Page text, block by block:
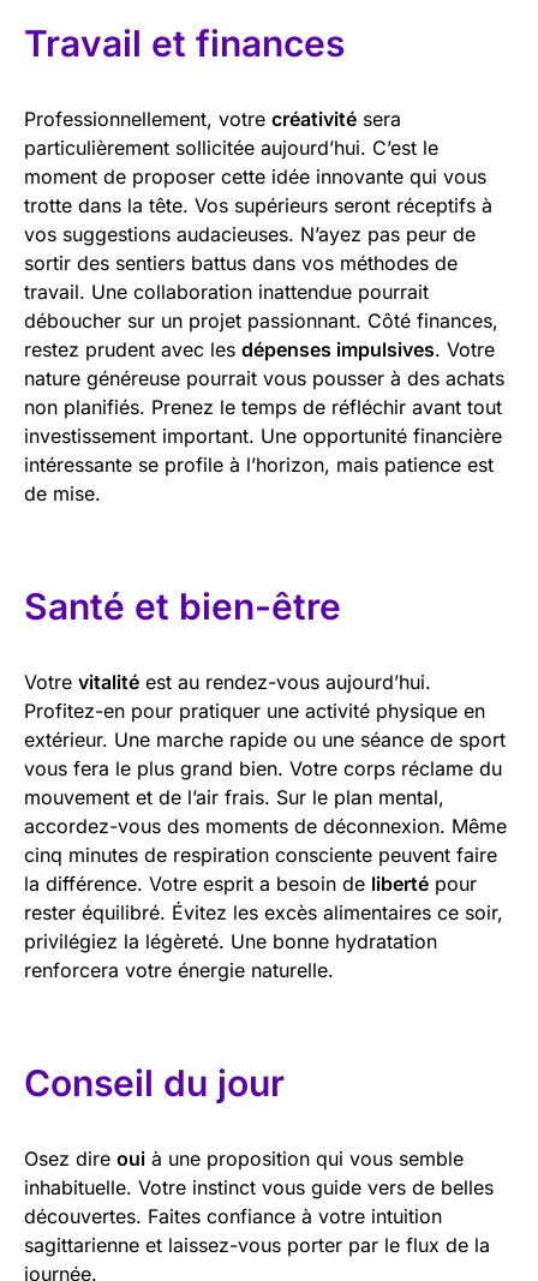
Travail et finances
Professionnellement, votre créativité sera
particulièrement sollicitée aujourd’hui. C’est le
moment de proposer cette idée innovante qui vous
trotte dans la tête. Vos supérieurs seront réceptifs à
vos suggestions audacieuses. N’ayez pas peur de
sortir des sentiers battus dans vos méthodes de
travail. Une collaboration inattendue pourrait
déboucher sur un projet passionnant. Côté finances,
restez prudent avec les dépenses impulsives. Votre
nature généreuse pourrait vous pousser à des achats
non planifiés. Prenez le temps de réfléchir avant tout
investissement important. Une opportunité financière
intéressante se profile à l’horizon, mais patience est
de mise.
Santé et bien-être
Votre vitalité est au rendez-vous aujourd’hui.
Profitez-en pour pratiquer une activité physique en
extérieur. Une marche rapide ou une séance de sport
vous fera le plus grand bien. Votre corps réclame du
mouvement et de l’air frais. Sur le plan mental,
accordez-vous des moments de déconnexion. Même
cinq minutes de respiration consciente peuvent faire
la différence. Votre esprit a besoin de liberté pour
rester équilibré. Évitez les excès alimentaires ce soir,
privilégiez la légèreté. Une bonne hydratation
renforcera votre énergie naturelle.
Conseil du jour
Osez dire oui à une proposition qui vous semble
inhabituelle. Votre instinct vous guide vers de belles
découvertes. Faites confiance à votre intuition
sagittarienne et laissez-vous porter par le flux de la
journée.